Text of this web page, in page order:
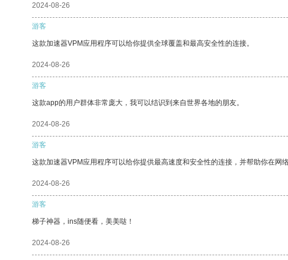
2024-08-26
游客
这款加速器VPM应用程序可以给你提供全球覆盖和最高安全性的连接。
2024-08-26
游客
这款app的用户群体非常庞大，我可以结识到来自世界各地的朋友。
2024-08-26
游客
这款加速器VPM应用程序可以给你提供最高速度和安全性的连接，并帮助你在网络
2024-08-26
游客
梯子神器，ins随便看，美美哒！
2024-08-26